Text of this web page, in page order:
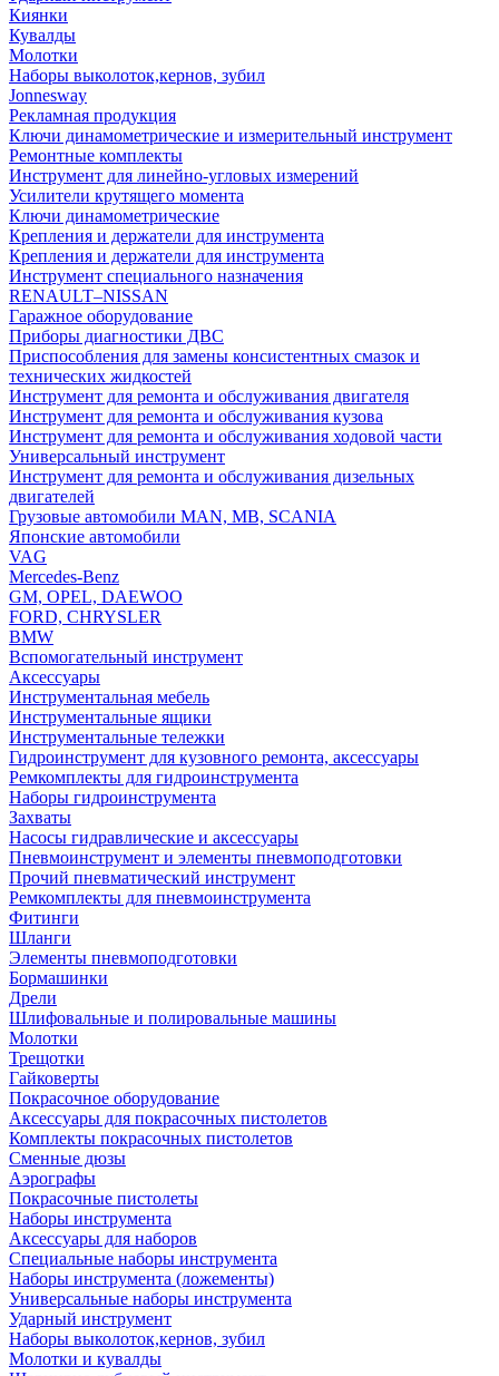
Киянки
Кувалды
Молотки
Наборы выколоток,кернов, зубил
Jonnesway
Рекламная продукция
Ключи динамометрические и измерительный инструмент
Ремонтные комплекты
Инструмент для линейно-угловых измерений
Усилители крутящего момента
Ключи динамометрические
Крепления и держатели для инструмента
Крепления и держатели для инструмента
Инструмент специального назначения
RENAULT–NISSAN
Гаражное оборудование
Приборы диагностики ДВС
Приспособления для замены консистентных смазок и
технических жидкостей
Инструмент для ремонта и обслуживания двигателя
Инструмент для ремонта и обслуживания кузова
Инструмент для ремонта и обслуживания ходовой части
Универсальный инструмент
Инструмент для ремонта и обслуживания дизельных
двигателей
Грузовые автомобили MAN, MB, SCANIA
Японские автомобили
VAG
Mercedes-Benz
GM, OPEL, DAEWOO
FORD, CHRYSLER
BMW
Вспомогательный инструмент
Аксессуары
Инструментальная мебель
Инструментальные ящики
Инструментальные тележки
Гидроинструмент для кузовного ремонта, аксессуары
Ремкомплекты для гидроинструмента
Наборы гидроинструмента
Захваты
Насосы гидравлические и аксессуары
Пневмоинструмент и элементы пневмоподготовки
Прочий пневматический инструмент
Ремкомплекты для пневмоинструмента
Фитинги
Шланги
Элементы пневмоподготовки
Бормашинки
Дрели
Шлифовальные и полировальные машины
Молотки
Трещотки
Гайковерты
Покрасочное оборудование
Аксессуары для покрасочных пистолетов
Комплекты покрасочных пистолетов
Сменные дюзы
Аэрографы
Покрасочные пистолеты
Наборы инструмента
Аксессуары для наборов
Специальные наборы инструмента
Наборы инструмента (ложементы)
Универсальные наборы инструмента
Ударный инструмент
Наборы выколоток,кернов, зубил
Молотки и кувалды